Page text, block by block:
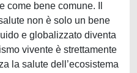
come bene comune. Il
non è solo un bene
e globalizzato diventa
vivente è strettamente
la salute dell’ecosistema